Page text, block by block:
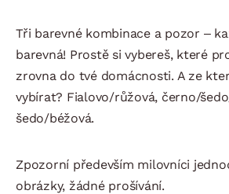
Tři barevné kombinace a pozor –
barevná! Prostě si vybereš, které
zrovna do tvé domácnosti. A ze
vybírat? Fialovo/růžová, černo/
šedo/béžová.
Zpozorní především milovníci
obrázky, žádné prošívání.